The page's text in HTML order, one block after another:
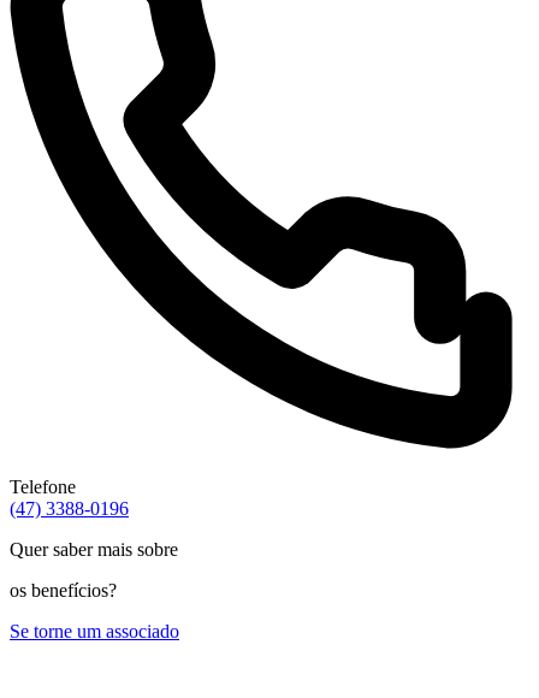
Telefone
(47) 3388-0196
Quer saber mais sobre
os benefícios?
Se torne um associado